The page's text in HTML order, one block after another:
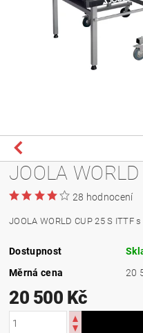
JOOLA
28 hodnocení
JOOLA WORLD CUP 25 S ITTF
Dostupnost
Měrná cena
20
20 500 Kč